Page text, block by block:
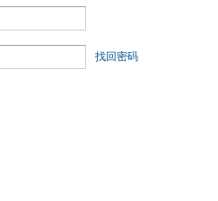
找回密码